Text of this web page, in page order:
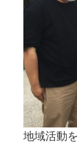
地域活動